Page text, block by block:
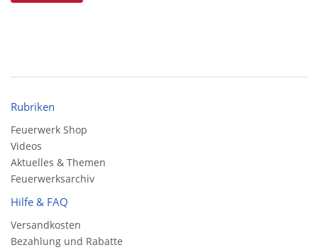
Rubriken
Feuerwerk Shop
Videos
Aktuelles & Themen
Feuerwerksarchiv
Hilfe & FAQ
Versandkosten
Bezahlung und Rabatte